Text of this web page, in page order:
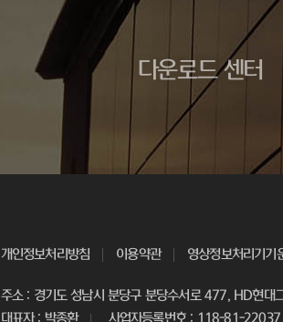
다운로드 센터
개인정보처리방침 이용약관 영상정보처리기기
주소 : 경기도 성남시 분당구 분당수서로 477, HD현
대표자 : 박종환
사업자등록번호 : 118-81-22037